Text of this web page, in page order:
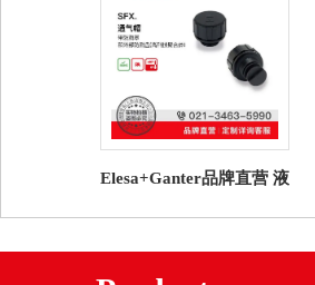
Elesa+Ganter品牌直营 液
科技聚合体（2）